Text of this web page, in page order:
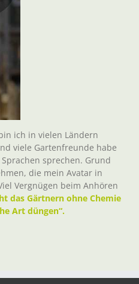
ich in vielen Ländern
viele Gartenfreunde habe
sprechen. Grund
die mein Avatar in
Vergnügen beim Anhören
das Gärtnern ohne Chemie
Art düngen“.